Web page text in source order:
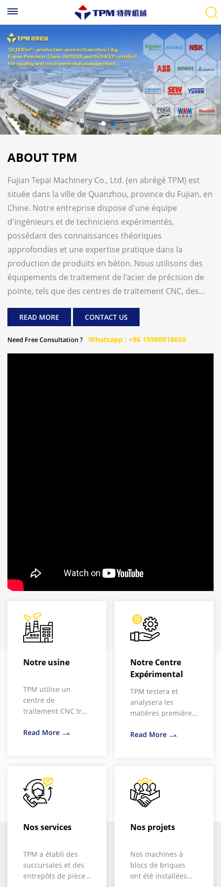
ABOUT TPM
Fujian Tepai Machinery Co., Ltd. (en abrégé TPM) est
située dans la ville de Quanzhou, province du Fujian, en
Chine. Notre entreprise dispose d'une équipe
d'ingénieurs et de techniciens expérimentés,
possédant des connaissances théoriques
approfondies et une expertise pratique dans la
production de produits en béton. Nous utilisons des
équipements de traitement de l'acier de précision de
pointe, tels que des centres de traitement CNC, des
automatiques, des machines de découpe laser et des
la plus grande précision de nos équipements. Notre
READ MORE CONTACT US
Need Free Consultation ? Whatsapp : +86 15980018650
Notre usine
TPM utilise un
centre de
traitement CNC très
équipements de
traitement
thermique
entièrement
automatiques, une
découpe laser et
découpe au plasma
CNC, pour un
contrôle de
Read More
Notre Centre
Expérimental
TPM testera et
analysera les
matières premières
clients pour une
Read More
Nos services
TPM a établi des
succursales et des
entrepôts de pièces
Nos projets
Nos machines à
blocs de briques
ont été installées